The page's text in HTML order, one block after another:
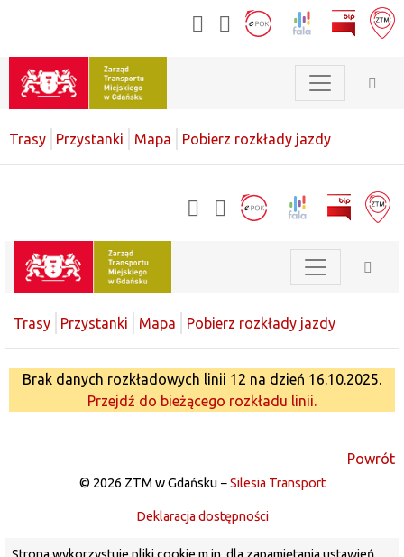
Trasy Przystanki Mapa Pobierz rozkłady jazdy
Trasy Przystanki Mapa Pobierz rozkłady jazdy
Brak danych rozkładowych linii 12 na dzień 16.10.2025.
Przejdź do bieżącego rozkładu linii.
Powrót
© 2026 ZTM w Gdańsku −Silesia Transport
Deklaracja dostępności